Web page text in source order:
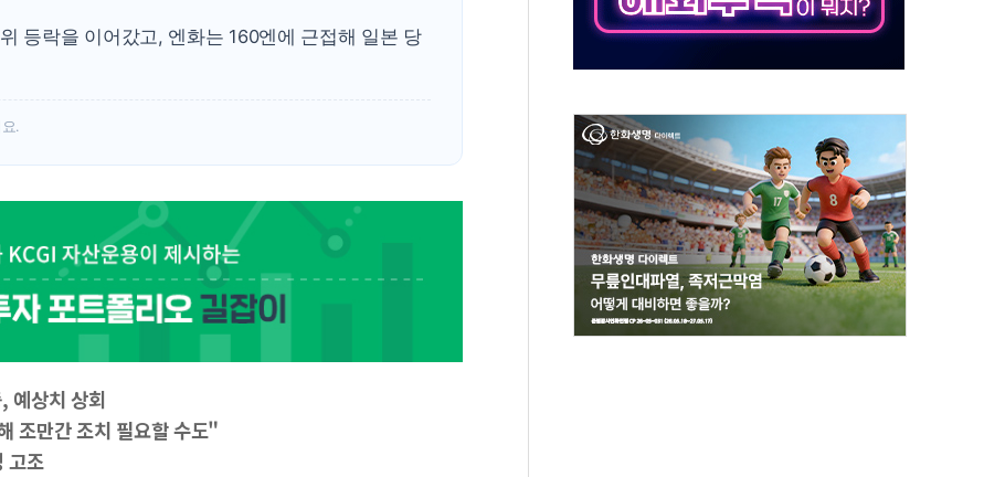
해군과 함께하는 '불금전파, 송정' 시즌2
강원도 폭염특보 11일째…온열질환·가축 피해 최소화 '총력 대응'
등락을 이어갔고, 엔화는 160엔에 근접해 일본 당
.
예상치 상회
조만간 조치 필요할 수도"
고조